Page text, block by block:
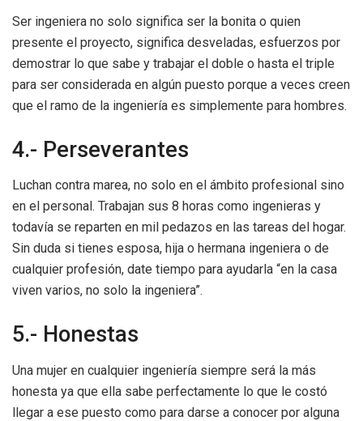
Ser ingeniera no solo significa ser la bonita o quien
presente el proyecto, significa desveladas, esfuerzos por
demostrar lo que sabe y trabajar el doble o hasta el triple
para ser considerada en algún puesto porque a veces creen
que el ramo de la ingeniería es simplemente para hombres.
4.- Perseverantes
Luchan contra marea, no solo en el ámbito profesional sino
en el personal. Trabajan sus 8 horas como ingenieras y
todavía se reparten en mil pedazos en las tareas del hogar.
Sin duda si tienes esposa, hija o hermana ingeniera o de
cualquier profesión, date tiempo para ayudarla “en la casa
viven varios, no solo la ingeniera”.
5.- Honestas
Una mujer en cualquier ingeniería siempre será la más
honesta ya que ella sabe perfectamente lo que le costó
llegar a ese puesto como para darse a conocer por alguna